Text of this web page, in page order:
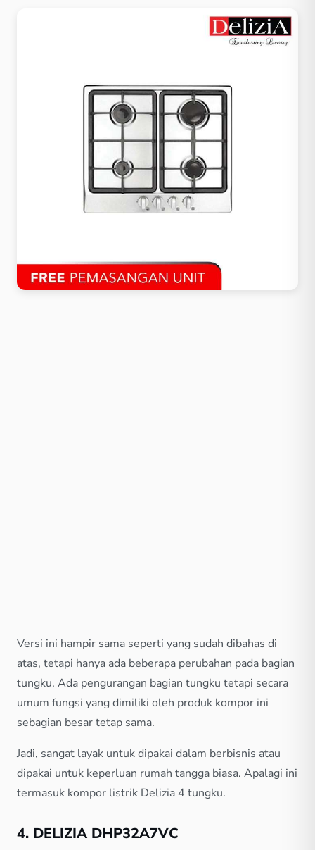
Versi ini hampir sama seperti yang sudah dibahas di
atas, tetapi hanya ada beberapa perubahan pada bagian
tungku. Ada pengurangan bagian tungku tetapi secara
umum fungsi yang dimiliki oleh produk kompor ini
sebagian besar tetap sama.
Jadi, sangat layak untuk dipakai dalam berbisnis atau
dipakai untuk keperluan rumah tangga biasa. Apalagi ini
termasuk kompor listrik Delizia 4 tungku.
4. DELIZIA DHP32A7VC